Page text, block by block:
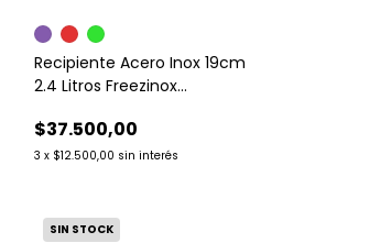
Recipiente Acero Inox 19cm
2.4 Litros Freezinox
$37.500,00
3 x $12.500,00 sin interés
SIN STOCK